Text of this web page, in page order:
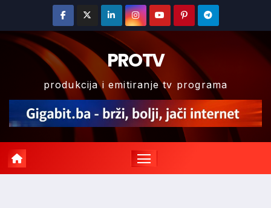
content
PROTV
produkcija i emitiranje tv programa